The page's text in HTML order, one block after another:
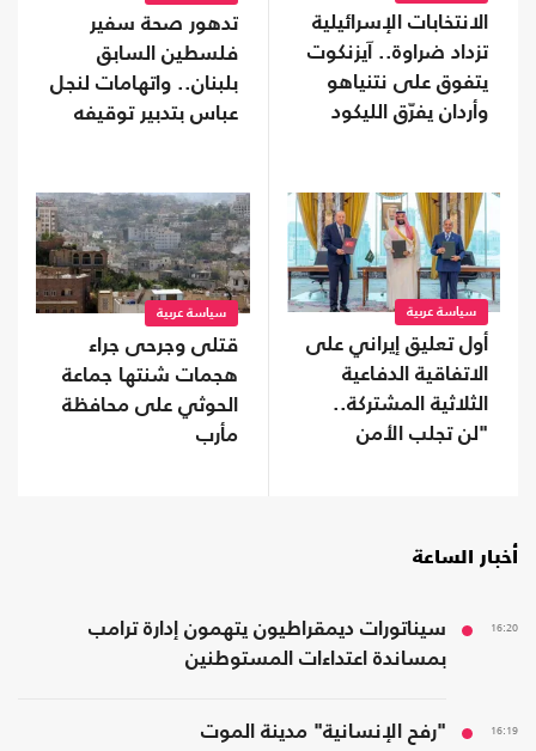
الانتخابات الإسرائيلية
تزداد ضراوة.. آيزنكوت
يتفوق على نتنياهو
وأردان يفرّق الليكود
تدهور صحة سفير
فلسطين السابق
بلبنان.. واتهامات لنجل
عباس بتدبير توقيفه
سياسة عربية
أول تعليق إيراني على
الاتفاقية الدفاعية
الثلاثية المشتركة..
"لن تجلب الأمن
سياسة عربية
قتلى وجرحى جراء
هجمات شنتها جماعة
الحوثي على محافظة
مأرب
أخبار الساعة
16:20
سيناتورات ديمقراطيون يتهمون إدارة ترامب
بمساندة اعتداءات المستوطنين
16:19 "رفح الإنسانية" مدينة الموت